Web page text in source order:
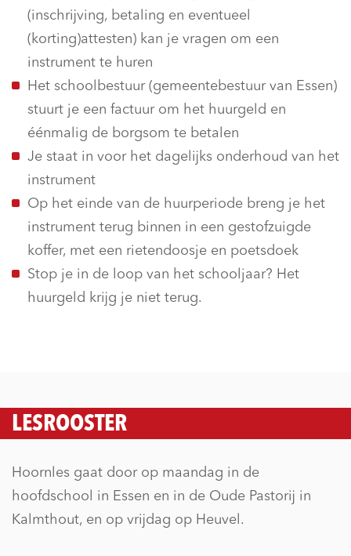
(inschrijving, betaling en eventueel
(korting)attesten) kan je vragen om een
instrument te huren
Het schoolbestuur (gemeentebestuur van Essen)
stuurt je een factuur om het huurgeld en
éénmalig de borgsom te betalen
Je staat in voor het dagelijks onderhoud van het
instrument
Op het einde van de huurperiode breng je het
instrument terug binnen in een gestofzuigde
koffer, met een rietendoosje en poetsdoek
Stop je in de loop van het schooljaar? Het
huurgeld krijg je niet terug.
LESROOSTER
Hoornles gaat door op maandag in de
hoofdschool in Essen en in de Oude Pastorij in
Kalmthout, en op vrijdag op Heuvel.